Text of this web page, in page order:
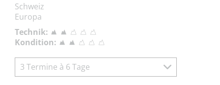
Schweiz
Europa
Technik:
Kondition:
3 Termine à 6 Tage